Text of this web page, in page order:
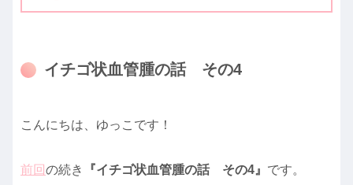
イチゴ状血管腫の話 その4
こんにちは、ゆっこです！
前回の続き 『イチゴ状血管腫の話 その4』 です。